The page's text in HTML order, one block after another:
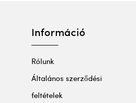
Információ
Rólunk
Általános szerződési
feltételek